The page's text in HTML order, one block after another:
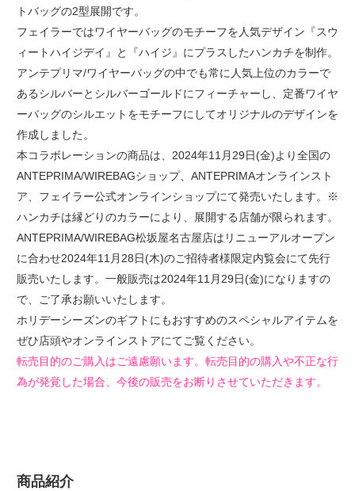
トバッグの2型展開です。
フェイラーではワイヤーバッグのモチーフを人気デザイン『スウ
ィートハイジデイ』と『ハイジ』にプラスしたハンカチを制作。
アンテプリマ/ワイヤーバッグの中でも常に人気上位のカラーで
あるシルバーとシルバーゴールドにフィーチャーし、定番ワイヤ
ーバッグのシルエットをモチーフにしてオリジナルのデザインを
作成しました。
本コラボレーションの商品は、2024年11月29日(金)より全国の
ANTEPRIMA/WIREBAGショップ、ANTEPRIMAオンラインスト
ア、フェイラー公式オンラインショップにて発売いたします。※
ハンカチは縁どりのカラーにより、展開する店舗が限られます。
ANTEPRIMA/WIREBAG松坂屋名古屋店はリニューアルオープン
に合わせ2024年11月28日(木)のご招待者様限定内覧会にて先行
販売いたします。一般販売は2024年11月29日(金)になりますの
で、ご了承お願いいたします。
ホリデーシーズンのギフトにもおすすめのスペシャルアイテムを
ぜひ店頭やオンラインストアにてご覧ください。
転売目的のご購入はご遠慮願います。転売目的の購入や不正な行
為が発覚した場合、今後の販売をお断りさせていただきます。
商品紹介